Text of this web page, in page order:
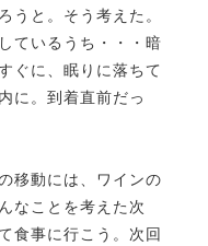
うと。そう考えた。
ているうち・・・暗
ぐに、眠りに落ちて
に。到着直前だっ
移動には、ワインの
なことを考えた次
食事に行こう。次回